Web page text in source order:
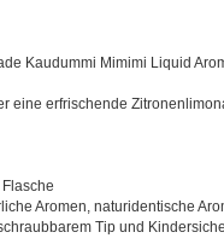
Kaudummi Mimimi Liquid
eine erfrischende
Aromen, naturidentische
Tip und